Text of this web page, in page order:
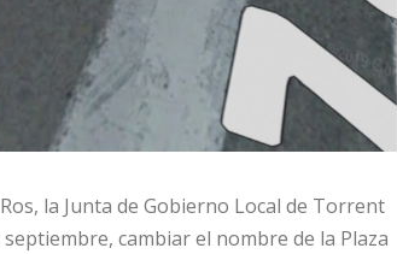
la Junta de Gobierno Local de Torrent
cambiar el nombre de la Plaza